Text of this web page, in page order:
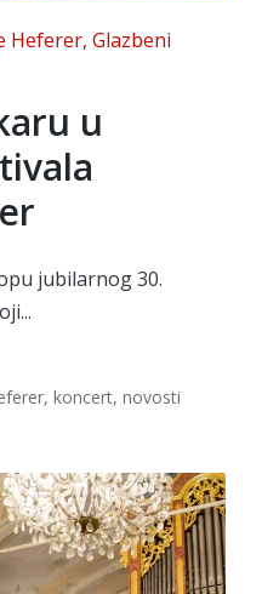
Heferer Glazbeni
u
jubilarnog 30.
, koncert, novosti